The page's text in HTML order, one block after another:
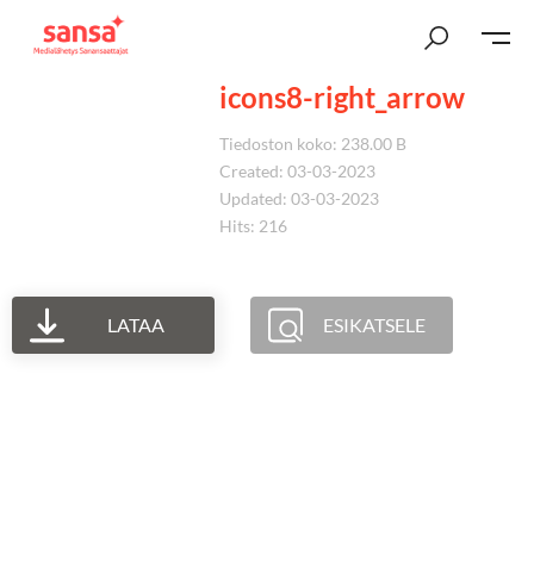
icons8-right_arrow
Tiedoston koko: 238.00 B
Created: 03-03-2023
Updated: 03-03-2023
Hits: 216
LATAA ESIKATSELE